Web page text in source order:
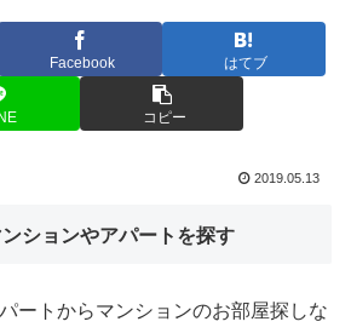
Facebook はてブ
コピー
2019.05.13
ションやアパートを探す
ートからマンションのお部屋探しな